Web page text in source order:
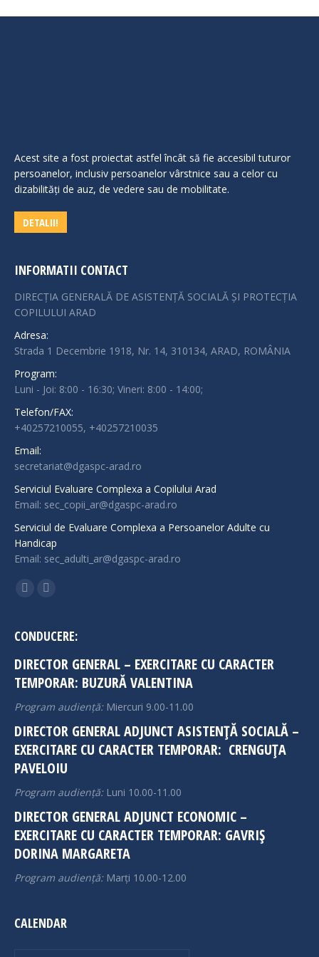
Acest site a fost proiectat astfel încât să fie accesibil tuturor
persoanelor, inclusiv persoanelor vârstnice sau a celor cu
dizabilităţi de auz, de vedere sau de mobilitate.
DETALII!
INFORMATII CONTACT
DIRECȚIA GENERALĂ DE ASISTENȚĂ SOCIALĂ ȘI PROTECȚIA
COPILULUI ARAD
Adresa:
Strada 1 Decembrie 1918, Nr. 14, 310134, ARAD, ROMÂNIA
Program:
Luni - Joi: 8:00 - 16:30; Vineri: 8:00 - 14:00;
Telefon/FAX:
+40257210055, +40257210035
Email:
secretariat@dgaspc-arad.ro
Serviciul Evaluare Complexa a Copilului Arad
Email: sec_copii_ar@dgaspc-arad.ro
Serviciul de Evaluare Complexa a Persoanelor Adulte cu
Handicap
Email: sec_adulti_ar@dgaspc-arad.ro
Find us on:
opens
new
window
opens
new
window
CONDUCERE:
DIRECTOR GENERAL – EXERCITARE CU CARACTER
TEMPORAR: BUZURĂ VALENTINA
Program audiență: Miercuri 9.00-11.00
DIRECTOR GENERAL ADJUNCT ASISTENȚĂ SOCIALĂ –
EXERCITARE CU CARACTER TEMPORAR: CRENGUȚA
PAVELOIU
Program audiență: Luni 10.00-11.00
DIRECTOR GENERAL ADJUNCT ECONOMIC –
EXERCITARE CU CARACTER TEMPORAR: GAVRIȘ
DORINA MARGARETA
Program audiență: Marți 10.00-12.00
CALENDAR